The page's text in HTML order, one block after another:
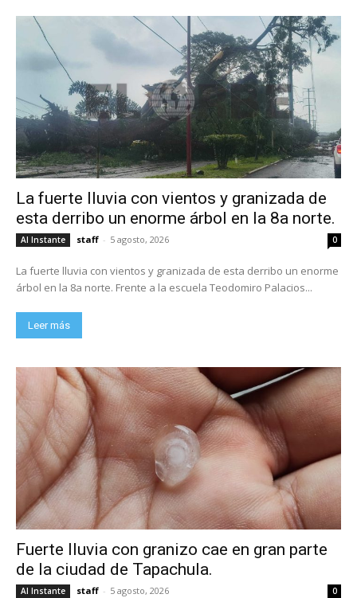
La fuerte lluvia con vientos y granizada de
esta derribo un enorme árbol en la 8a norte.
Al Instante staff - 5 agosto, 2026 0
La fuerte lluvia con vientos y granizada de esta derribo un enorme
árbol en la 8a norte. Frente a la escuela Teodomiro Palacios...
Leer más
Fuerte lluvia con granizo cae en gran parte
de la ciudad de Tapachula.
Al Instante staff - 5 agosto, 2026 0